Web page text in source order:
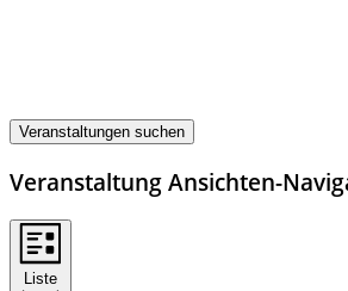
Veranstaltungen suchen
Veranstaltung Ansichten-
Liste